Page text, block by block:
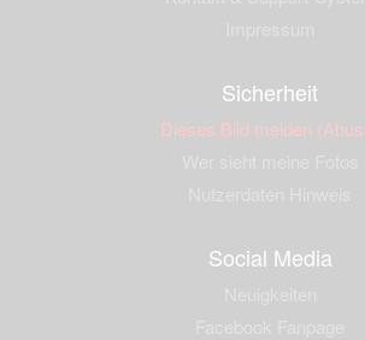
Sicherheit
Dieses Bild melden
Social Media